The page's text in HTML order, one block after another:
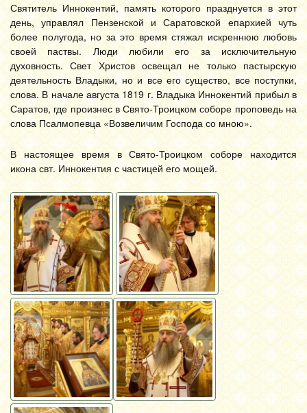
Святитель Иннокентий, память которого празднуется в этот
день, управлял Пензенской и Саратовской епархией чуть
более полугода, но за это время стяжал искреннюю любовь
своей паствы. Люди любили его за исключительную
духовность. Свет Христов освещал не только пастырскую
деятельность Владыки, но и все его существо, все поступки,
слова. В начале августа 1819 г. Владыка Иннокентий прибыл в
Саратов, где произнес в Свято-Троицком соборе проповедь на
слова Псалмопевца «Возвеличим Господа со мною».
В настоящее время в Свято-Троицком соборе находится
икона свт. Иннокентия с частицей его мощей.